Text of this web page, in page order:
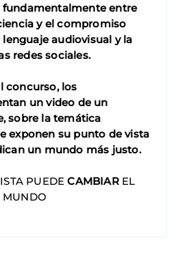
entre
y el compromiso
audiovisual y la
redes sociales.
concurso, los
un video de un
sobre la temática
exponen su punto de vista
un mundo más justo.
PUEDE CAMBIAR EL
MUNDO